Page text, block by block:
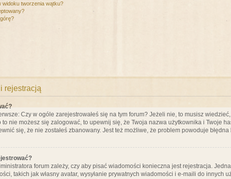
widoku tworzenia wątku?
rejestracją
Czy w ogóle zarejestrowałeś się na tym forum? Jeżeli nie, to musisz
nie możesz się zalogować, to upewnij się, że Twoja nazwa użytkownika i Twoje
się, że nie zostałeś zbanowany. Jest też możliwe, że problem powoduje
forum zależy, czy aby pisać wiadomości konieczna jest rejestracja.
takich jak własny avatar, wysyłanie prywatnych wiadomości i e-maili do innych